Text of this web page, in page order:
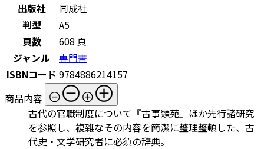
出版社
同成社
判型
A5
頁数
608 頁
ジャンル
専門書
ISBNコード 9784886214157
商品内容
古代の官職制度について『古事類苑』ほか先行諸研究
を参照し、複雑なその内容を簡潔に整理整頓した、古
代史・文学研究者に必須の辞典。